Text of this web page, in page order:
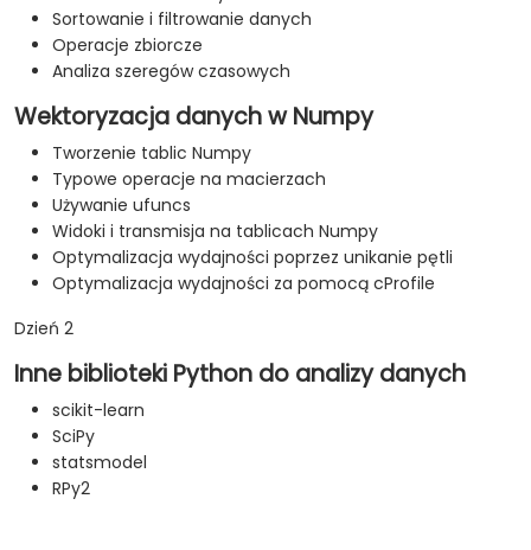
Sortowanie i filtrowanie danych
Operacje zbiorcze
Analiza szeregów czasowych
Wektoryzacja danych w Numpy
Tworzenie tablic Numpy
Typowe operacje na macierzach
Używanie ufuncs
Widoki i transmisja na tablicach Numpy
Optymalizacja wydajności poprzez unikanie pętli
Optymalizacja wydajności za pomocą cProfile
Dzień 2
Inne biblioteki Python do analizy danych
scikit-learn
SciPy
statsmodel
RPy2